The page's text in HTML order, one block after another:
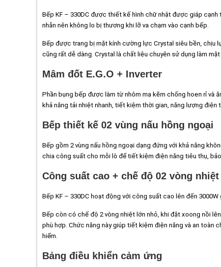
Bếp KF – 330DC được thiết kế hình chữ nhật được giáp
nhẵn nên không lo bị thương khi lỡ va chạm vào cạnh bếp.
Bếp được trang bị mặt kính cường lực Crystal siêu bền, chịu
cũng rất dễ dàng. Crystal là chất liệu chuyên sử dụng làm
Mâm đốt E.G.O + Inverter
Phần bụng bếp được làm từ nhôm mạ kẽm chống hoen rỉ và
khả năng tải nhiệt nhanh, tiết kiệm thời gian, năng lượng điện
Bếp thiết kế 02 vùng nấu hồng ngoại
Bếp gồm 2 vùng nấu hồng ngoại dạng đứng với khả năng
chia công suất cho mỗi lò để tiết kiệm điện năng tiêu thụ,
Công suất cao + chế độ 02 vòng nhiệt
Bếp KF – 330DC hoạt động với công suất cao lên đến
Bếp còn có chế độ 2 vòng nhiệt lớn nhỏ, khi đặt xoong nồi
phù hợp. Chức năng này giúp tiết kiệm điện năng và an toàn
hiểm.
Bảng điều khiển cảm ứng